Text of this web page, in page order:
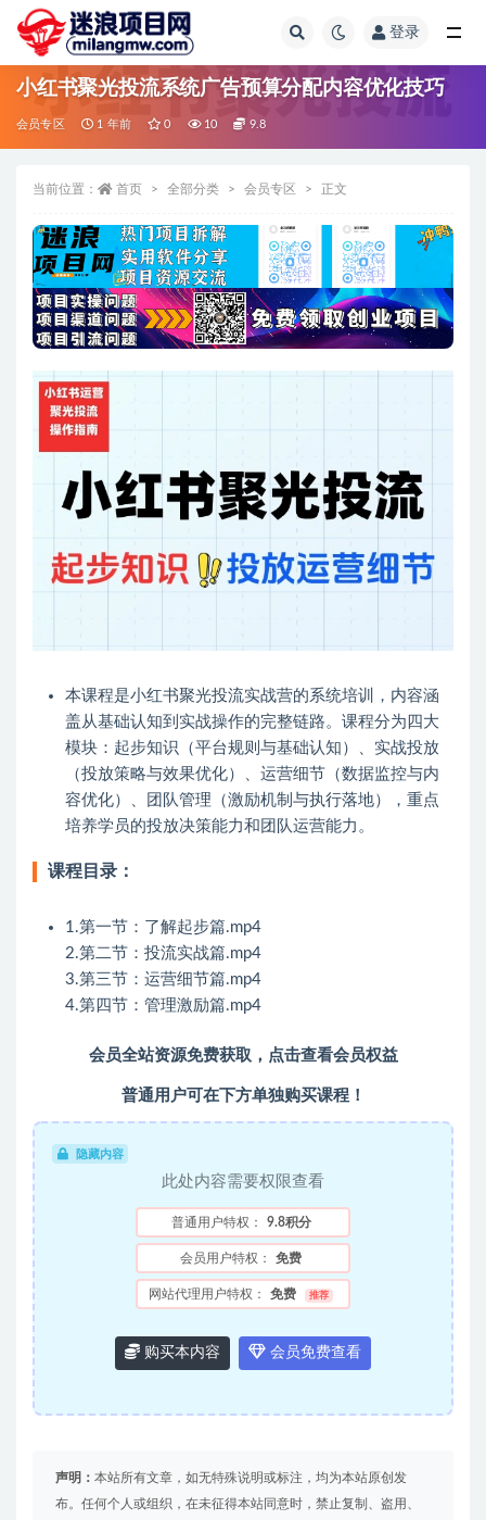
登录
小红书聚光投流系统广告预算分配内容优化技巧
会员专区 1 年前 0 10 9.8
当前位置： 首页 全部分类 会员专区 正文
本课程是小红书聚光投流实战营的系统培训，内容涵
盖从基础认知到实战操作的完整链路。课程分为四大
模块：起步知识（平台规则与基础认知）、实战投放
（投放策略与效果优化）、运营细节（数据监控与内
容优化）、团队管理（激励机制与执行落地），重点
培养学员的投放决策能力和团队运营能力。
课程目录：
1.第一节：了解起步篇.mp4
2.第二节：投流实战篇.mp4
3.第三节：运营细节篇.mp4
4.第四节：管理激励篇.mp4
会员全站资源免费获取，点击查看会员权益
普通用户可在下方单独购买课程！
隐藏内容
此处内容需要权限查看
普通用户特权： 9.8积分
会员用户特权： 免费
网站代理用户特权： 免费 推荐
购买本内容 会员免费查看
声明： 本站所有文章，如无特殊说明或标注，均为本站原创发
布。任何个人或组织，在未征得本站同意时，禁止复制、盗用、
全部